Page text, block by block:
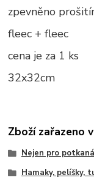
zpevněno
fleec + fleec
cena je za 1 ks
32x32cm
Zboží zařazeno
Nejen pro
Hamaky, pelíšky,